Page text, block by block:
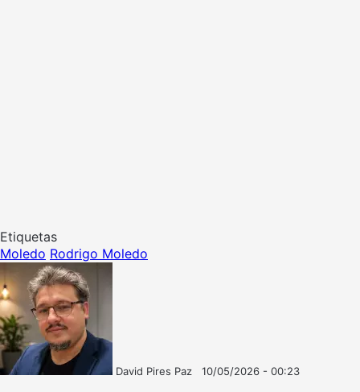
Etiquetas
Moledo Rodrigo Moledo
David Pires Paz
10/05/2026 - 00:23